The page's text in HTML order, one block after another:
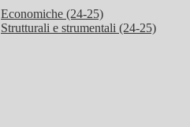
Economiche (24-25)
Strutturali e strumentali (24-25)